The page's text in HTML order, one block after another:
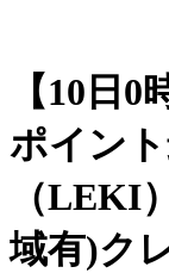
【10日
ポイン
（LEKI
域有)ク